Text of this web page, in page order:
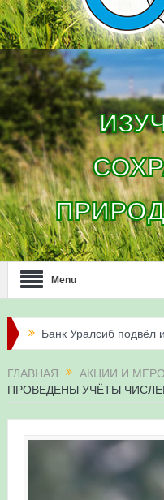
Menu
Банк Уралсиб подвёл
Итоги акции
Три птенца сапсанов
ГЛАВНАЯ АКЦИИ И
ПРОВЕДЕНЫ УЧЁТЫ